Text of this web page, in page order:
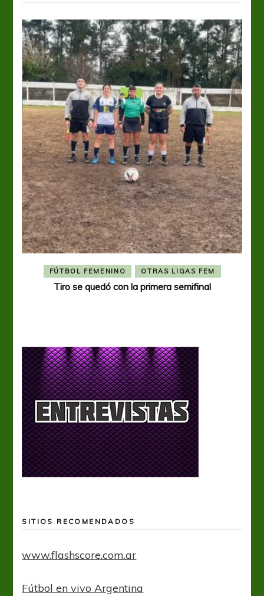
FÚTBOL FEMENINO OTRAS LIGAS FEM
Tiro se quedó con la primera semifinal
SITIOS RECOMENDADOS
www.flashscore.com.ar
Fútbol en vivo Argentina